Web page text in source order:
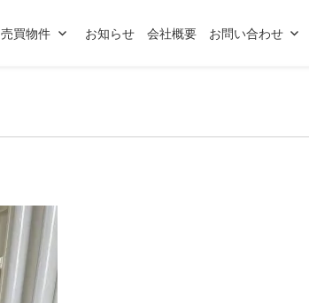
売買物件 お知らせ 会社概要 お問い合わせ